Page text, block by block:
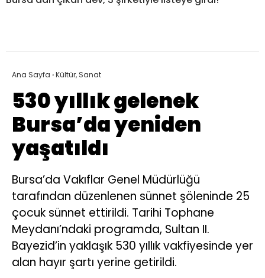
Ana Sayfa ›Kültür, Sanat
530 yıllık gelenek
Bursa’da yeniden
yaşatıldı
Bursa’da Vakıflar Genel Müdürlüğü
tarafından düzenlenen sünnet şöleninde 25
çocuk sünnet ettirildi. Tarihi Tophane
Meydanı’ndaki programda, Sultan II.
Bayezid’in yaklaşık 530 yıllık vakfiyesinde yer
alan hayır şartı yerine getirildi.